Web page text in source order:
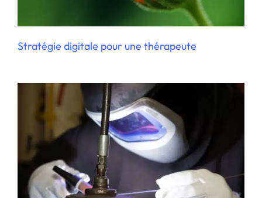
Stratégie digitale pour une thérapeute
Externalisation marketing digital totale
pour une PME